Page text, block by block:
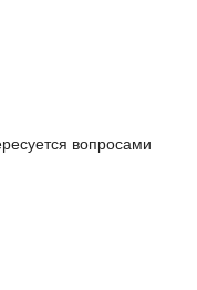
вопросами